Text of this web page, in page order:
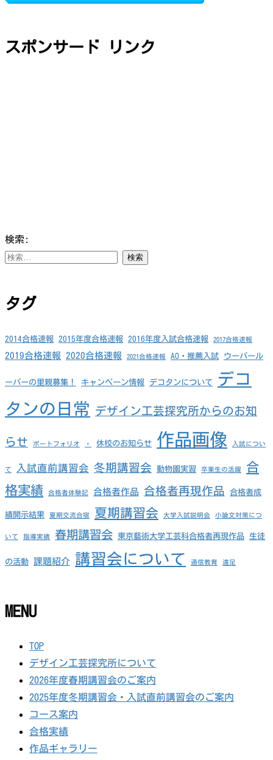
スポンサード リンク
検索:
タグ
2014合格速報 2015年度合格速報 2016年度入試合格速報 2017合格速報
2019合格速報 2020合格速報 2021合格速報 AO・推薦入試 ウーパール
ーパーの里親募集！ キャンペーン情報 デコタンについて
デコ
タンの日常
デザイン工芸探究所からのお知
らせ ポートフォリオ ・ 休校のお知らせ 作品画像 入試につい
て 入試直前講習会 冬期講習会 動物園実習 卒業生の活躍
合
格実績
合格者体験記 合格者作品 合格者再現作品 合格者成
績開示結果 夏期交流合宿 夏期講習会 大学入試説明会 小論文対策につ
いて 指導実績 春期講習会 東京藝術大学工芸科合格者再現作品 生徒
の活動 課題紹介 講習会について 通信教育 遠足
MENU
TOP
デザイン工芸探究所について
2026年度春期講習会のご案内
2025年度冬期講習会・入試直前講習会のご案内
コース案内
合格実績
作品ギャラリー